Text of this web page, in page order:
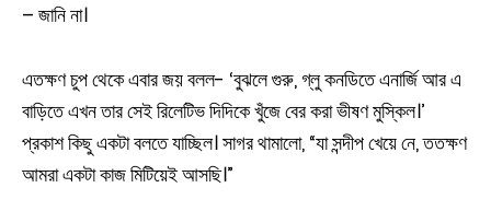
– জানি না।
এতক্ষণ চুপ থেকে এবার জয় বলল- ‘বুঝলে গুরু, গ্লু কনডিতে এনার্জি আর এ
বাড়িতে এখন তার সেই রিলেটিভ দিদিকে খুঁজে বের করা ভীষণ মুস্কিল।’
প্রকাশ কিছু একটা বলতে যাচ্ছিল। সাগর থামালো, “যা সন্দীপ খেয়ে নে, ততক্ষণ
আমরা একটা কাজ মিটিয়েই আসছি।”